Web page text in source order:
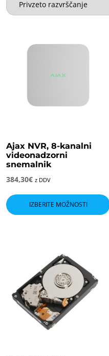
Ajax NVR, 8-kanalni
videonadzorni
snemalnik
384,30€ z DDV
IZBERITE MOŽNOSTI